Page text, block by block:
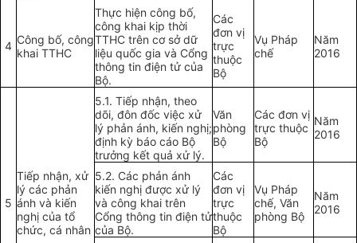
4 Công bố, công
khai TTHC
Thực hiện công bố,
công khai kịp thời
TTHC trên cơ sở dữ
liệu quốc gia và Cổng
thông tin điện tử của
Bộ.
Các
đơn vị
trực
thuộc
Bộ
Vụ Pháp
chế
Năm
2016
5
Tiếp nhận, xử
lý các phản
ánh và kiến
nghị của tổ
chức, cá nhân
5.1. Tiếp nhận, theo
dõi, đôn đốc việc xử
lý phản ánh, kiến nghị;
định kỳ báo cáo Bộ
trưởng kết quả xử lý.
Văn
phòng
Bộ
Các đơn vị
trực thuộc
Bộ
Năm
2016
5.2. Các phản ánh
kiến nghị được xử lý
và công khai trên
Cổng thông tin điện tử
của Bộ.
Các
đơn vị
trực
thuộc
Bộ
Vụ Pháp
chế, Văn
phòng Bộ
Năm
2016